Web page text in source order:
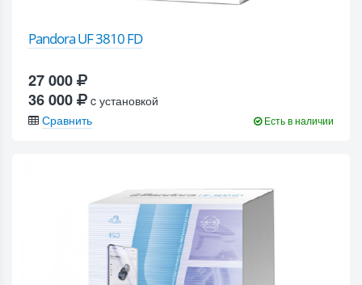
Pandora UF 3810 FD
27 000
36 000
c установкой
Сравнить
Есть в наличии